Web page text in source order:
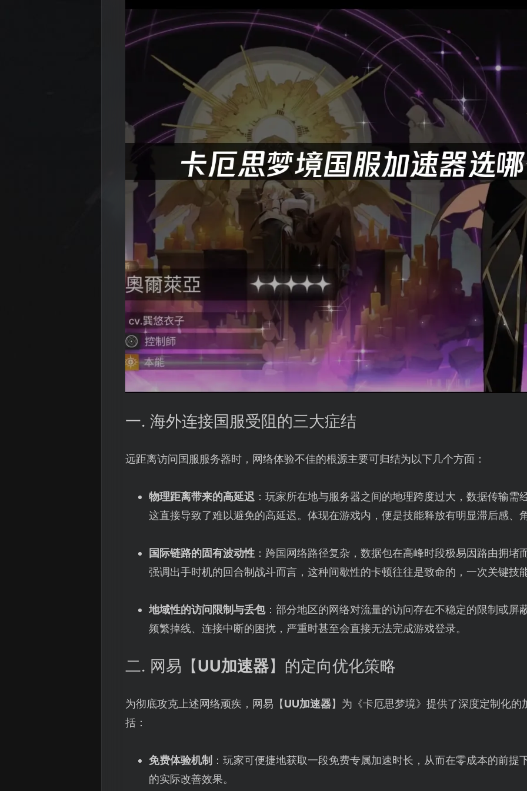
一. 海外连接国服受阻的三大症结
远距离访问国服服务器时，网络体验不佳的根源主要可归结为以下几个方面：
物理距离带来的高延迟：玩家所在地与服务器之间的地理跨度过大，数据传输需
这直接导致了难以避免的高延迟。体现在游戏内，便是技能释放有明显滞后感、
国际链路的固有波动性：跨国网络路径复杂，数据包在高峰时段极易因路由拥堵
强调出手时机的回合制战斗而言，这种间歇性的卡顿往往是致命的，一次关键技
地域性的访问限制与丢包：部分地区的网络对流量的访问存在不稳定的限制或屏
频繁掉线、连接中断的困扰，严重时甚至会直接无法完成游戏登录。
二. 网易【UU加速器】的定向优化策略
为彻底攻克上述网络顽疾，网易【UU加速器】为《卡厄思梦境》提供了深度定制化
括：
免费体验机制 ：玩家可便捷地获取一段免费专属加速时长，从而在零成本的前提
的实际改善效果。